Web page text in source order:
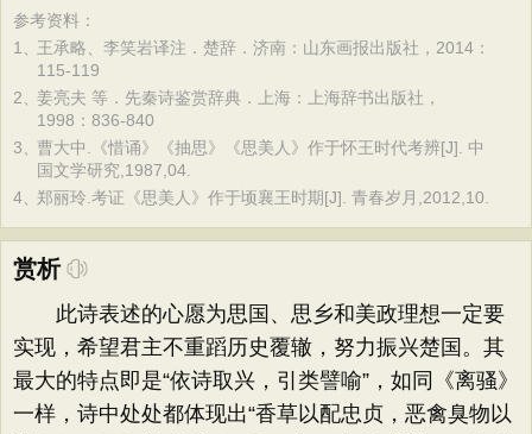
参考资料：
1、王承略、李笑岩译注．楚辞．济南：山东画报出版社，2014：
115-119
2、姜亮夫 等．先秦诗鉴赏辞典．上海：上海辞书出版社，
1998：836-840
3、曹大中.《惜诵》《抽思》《思美人》作于怀王时代考辨[J]. 中
国文学研究,1987,04.
4、郑丽玲.考证《思美人》作于顷襄王时期[J]. 青春岁月,2012,10.
赏析
此诗表述的心愿为思国、思乡和美政理想一定要
实现，希望君主不重蹈历史覆辙，努力振兴楚国。其
最大的特点即是“依诗取兴，引类譬喻”，如同《离骚》
一样，诗中处处都体现出“香草以配忠贞，恶禽臭物以